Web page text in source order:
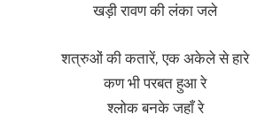
खड़ी रावण की लंका जले
शत्रुओं की कतारें, एक अकेले से हारे
कण भी परबत हुआ रे
श्लोक बनके जहाँ रे